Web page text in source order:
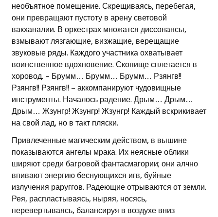
необъятное помещение. Скрещиваясь, перебегая,
они превращают пустоту в арену световой
вакханалии. В оркестрах множатся диссонансы,
взмывают лязгающие, визжащие, верещащие
звуковые ряды. Каждого участника охватывает
воинственное вдохновение. Скопище сплетается в
хоровод. – Брумм… Брумм… Брумм… Рзянгв!!
Рзянгв!! Рзянгв!! – аккомпанируют чудовищные
инструменты. Началось радение. Дрым… Дрым…
Дрым… Жзунгр! Жзунгр! Жзунгр! Каждый вскрикивает
на свой лад, но в такт пляски.
Привлеченные магическим действом, в вышине
показываются ангелы мрака. Их неясные облики
ширяют среди багровой фантасмагории; они алчно
впивают энергию беснующихся игв, буйные
излучения раруггов. Радеющие отрываются от земли.
Рея, распластываясь, ныряя, носясь,
перевертываясь, балансируя в воздухе вниз